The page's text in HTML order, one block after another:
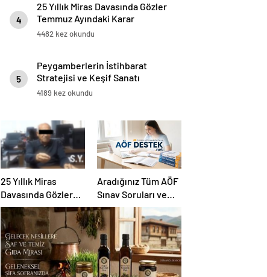
4
25 Yıllık Miras Davasında Gözler
Temmuz Ayındaki Karar
Duruşmasına Çevrildi
4482 kez okundu
5
Peygamberlerin İstihbarat
Stratejisi ve Keşif Sanatı
4189 kez okundu
25 Yıllık Miras
Davasında Gözler
Temmuz Ayındaki
Karar Duruşmasına
Çevrildi
Aradığınız Tüm AÖF
Sınav Soruları ve
Canlı Açıköğretim
Forumu Burada